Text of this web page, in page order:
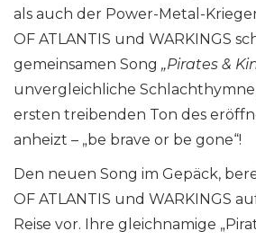
als auch der Power-Metal-
OF ATLANTIS und WARKINGS
gemeinsamen Song „Pirates &
unvergleichliche
ersten treibenden Ton des
anheizt – „be brave or be gone“!
Den neuen Song im Gepäck,
OF ATLANTIS und WARKINGS
Reise vor. Ihre gleichnamige